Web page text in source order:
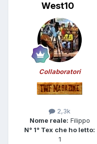
West10
Collaboratori
2,3k
Nome reale: Filippo
N° 1° Tex che ho letto:
1